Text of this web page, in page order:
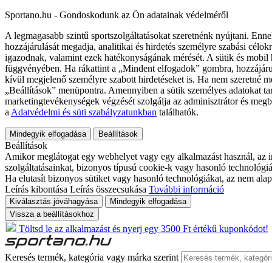
Sportano.hu - Gondoskodunk az Ön adatainak védelméről
A legmagasabb szintű sportszolgáltatásokat szeretnénk nyújtani.
hozzájárulását megadja, analitikai és hirdetés személyre szabási
igazodnak, valamint ezek hatékonyságának mérését. A sütik és
függvényében. Ha rákattint a „Mindent elfogadok” gombra,
kívül megjelenő személyre szabott hirdetéseket is. Ha nem szeretné
„Beállítások” menüpontra. Amennyiben a sütik személyes adatokat
marketingtevékenységek végzését szolgálja az adminisztrátor és
a Adatvédelmi és süti szabályzatunkban találhatók.
Mindegyik elfogadása Beállítások
Beállítások
Amikor meglátogat egy webhelyet vagy egy alkalmazást használ,
szolgáltatásainkat, bizonyos típusú cookie-k vagy hasonló
Ha elutasít bizonyos sütiket vagy hasonló technológiákat, az nem
Leírás kibontása Leírás összecsukása További információ
Kiválasztás jóváhagyása
Mindegyik elfogadása
Vissza a beállításokhoz
Töltsd le az alkalmazást és nyerj egy 3500 Ft értékű kuponkódot!
Keresés termék, kategória vagy márka szerint